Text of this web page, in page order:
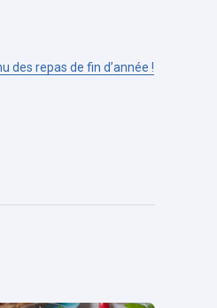
des repas de fin d’année !